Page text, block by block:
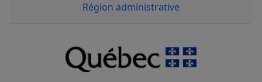
Région administrative